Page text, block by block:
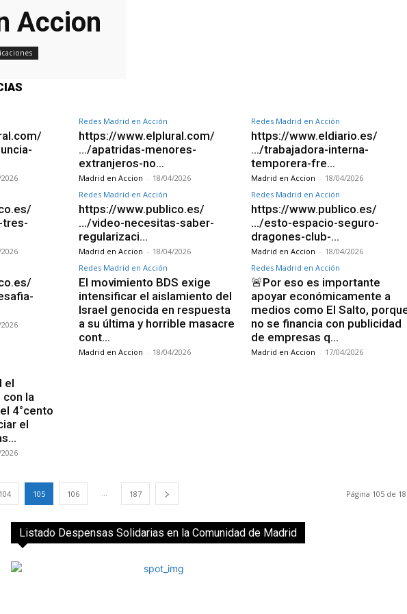
Accion
Redes Madrid en Acción
https://www.elplural.com/
…/apatridas-menores-
extranjeros-no…
Madrid en Accion - 18/04/2026
Redes Madrid en Acción
https://www.eldiario.es/
…/trabajadora-interna-
temporera-fre…
Madrid en Accion - 18/04/2026
tres-
Redes Madrid en Acción
https://www.publico.es/
…/video-necesitas-saber-
regularizaci…
Madrid en Accion - 18/04/2026
Redes Madrid en Acción
https://www.publico.es/
…/esto-espacio-seguro-
dragones-club-…
Madrid en Accion - 18/04/2026
Redes Madrid en Acción
El movimiento BDS exige
intensificar el aislamiento del
Israel genocida en respuesta
a su última y horrible masacre
cont…
Madrid en Accion - 18/04/2026
Redes Madrid en Acción
🚨Por eso es importante
apoyar económicamente a
medios como El Salto,
no se financia con publicidad
de empresas q…
Madrid en Accion - 17/04/2026
el
la
4°cento
el
104 105 106 187 Página 105 de
Listado Despensas Solidarias en la Comunidad de Madrid